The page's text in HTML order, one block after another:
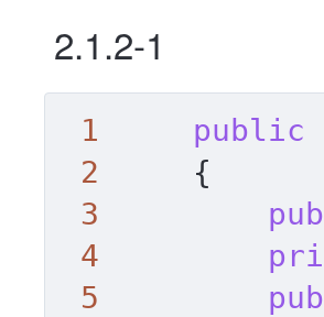
2.1.2-1
1 public
2 {
3
4
5